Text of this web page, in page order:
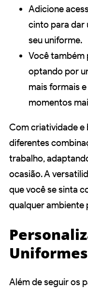
Adicione
cinto para dar
seu uniforme.
Você também
optando por
mais formais
momentos
Com criatividade e
diferentes
trabalho,
ocasião. A
que você se sinta
qualquer ambiente
Além de seguir os